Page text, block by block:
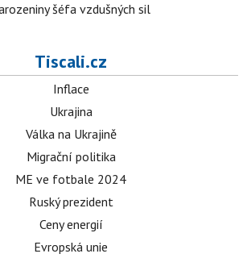
šéfa vzdušných sil
Tiscali.cz
Inflace
Ukrajina
Válka na Ukrajině
Migrační politika
ME ve fotbale 2024
Ruský prezident
Ceny energií
Evropská unie